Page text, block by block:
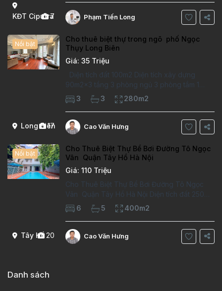
KĐT Ciputra
7
Thông tin căn hộ: Diện tích:
Phạm Tiến Long
Long Biên
17
Nổi bật
Cho thuê biệt thự trong ngõ phố Ngọc
Thụy Long Biên
Giá: 35 Triệu
Diện tích đất 100m2 Diện tích xây dựng
90m2x3 tầng 3 phòng ngủ 3 phòng tắm 1
phòng làm việc Vị trí ý tưởng 10 phút đi bộ tới
trường việt pháp Ngôi nhà được thiết kế theo
kiểu phát cổ,trong khu dân
3 3 280m2
Cao Văn Hưng
Tây Hồ20
Nổi bật
Cho Thuê Biệt Thự Bể Bơi Đường Tô Ngọc
Vân Quận Tây Hồ Hà Nội
Giá: 110 Triệu
Cho Thuê Biệt Thự Bể Bơi Đường Tô Ngọc
Vân Quận Tây Hồ Hà Nội Diện tích đất 250m2
Diện tích xây dựng 100m2 Xây 4 tầng, 6
phòng ngủ 5 phòng tắm Tầng 1, , phòng
khách , phòng bếp-1wc Tầng 2, 2 phòng
6 5 400m2
Cao Văn Hưng
Danh sách